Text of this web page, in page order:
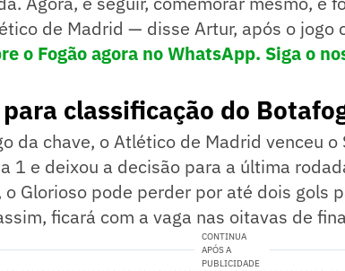
de Madrid — disse Artur, após o jogo
o Fogão agora no WhatsApp. Siga o
classificação do
da chave, o Atlético de Madrid venceu
1 e deixou a decisão para a última
Glorioso pode perder por até dois gols
ficará com a vaga nas oitavas de
CONTINUA
APÓS A
PUBLICIDADE